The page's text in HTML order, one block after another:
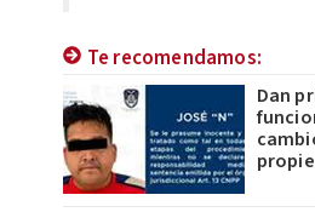
Te recomendamos:
Dan